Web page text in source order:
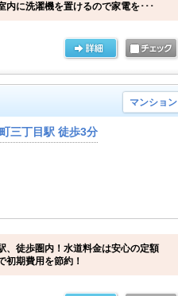
内に洗濯機を置けるので家電を･･･
マンション
三丁目駅 徒歩3分
、徒歩圏内！水道料金は安心の定額
初期費用を節約！